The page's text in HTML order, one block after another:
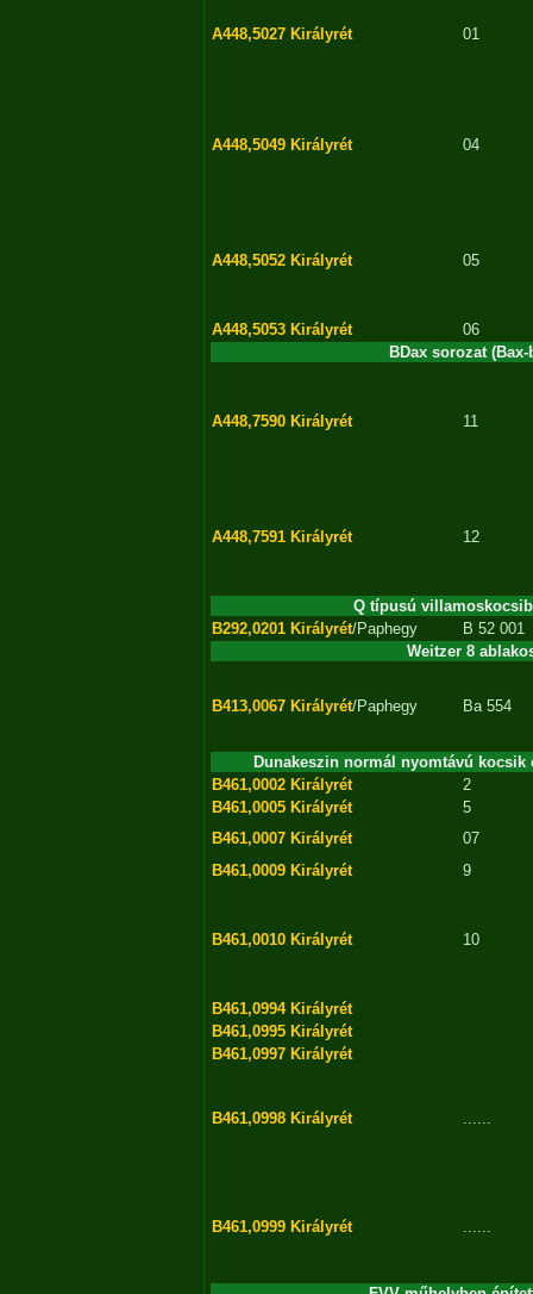
A448,5027 Királyrét 01
A448,5049 Királyrét 04
A448,5052 Királyrét 05
A448,5053 Királyrét
06
BDax sorozat
A448,7590 Királyrét 11
A448,7591 Királyrét 12
Q típusú
B292,0201 Királyrét/Paphegy
B 52 001
Weitzer 8
B413,0067 Királyrét/Paphegy Ba 554
Dunakeszin normál nyomtávú
B461,0002 Királyrét
2
B461,0005 Királyrét
5
B461,0007 Királyrét
07
B461,0009 Királyrét 9
B461,0010 Királyrét 10
B461,0994 Királyrét
B461,0995 Királyrét
B461,0997 Királyrét
B461,0998 Királyrét
B461,0999 Királyrét